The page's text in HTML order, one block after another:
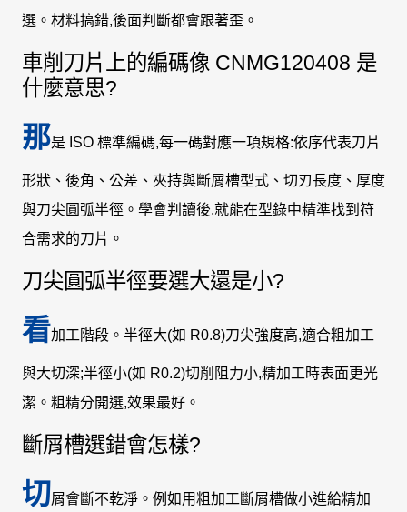
選。材料搞錯,後面判斷都會跟著歪。
車削刀片上的編碼像 CNMG120408 是
什麼意思?
那是 ISO 標準編碼,每一碼對應一項規格:依序代表刀片
形狀、後角、公差、夾持與斷屑槽型式、切刃長度、厚度
與刀尖圓弧半徑。學會判讀後,就能在型錄中精準找到符
合需求的刀片。
刀尖圓弧半徑要選大還是小?
看加工階段。半徑大(如 R0.8)刀尖強度高,適合粗加工
與大切深;半徑小(如 R0.2)切削阻力小,精加工時表面更光
潔。粗精分開選,效果最好。
斷屑槽選錯會怎樣?
切屑會斷不乾淨。例如用粗加工斷屑槽做小進給精加